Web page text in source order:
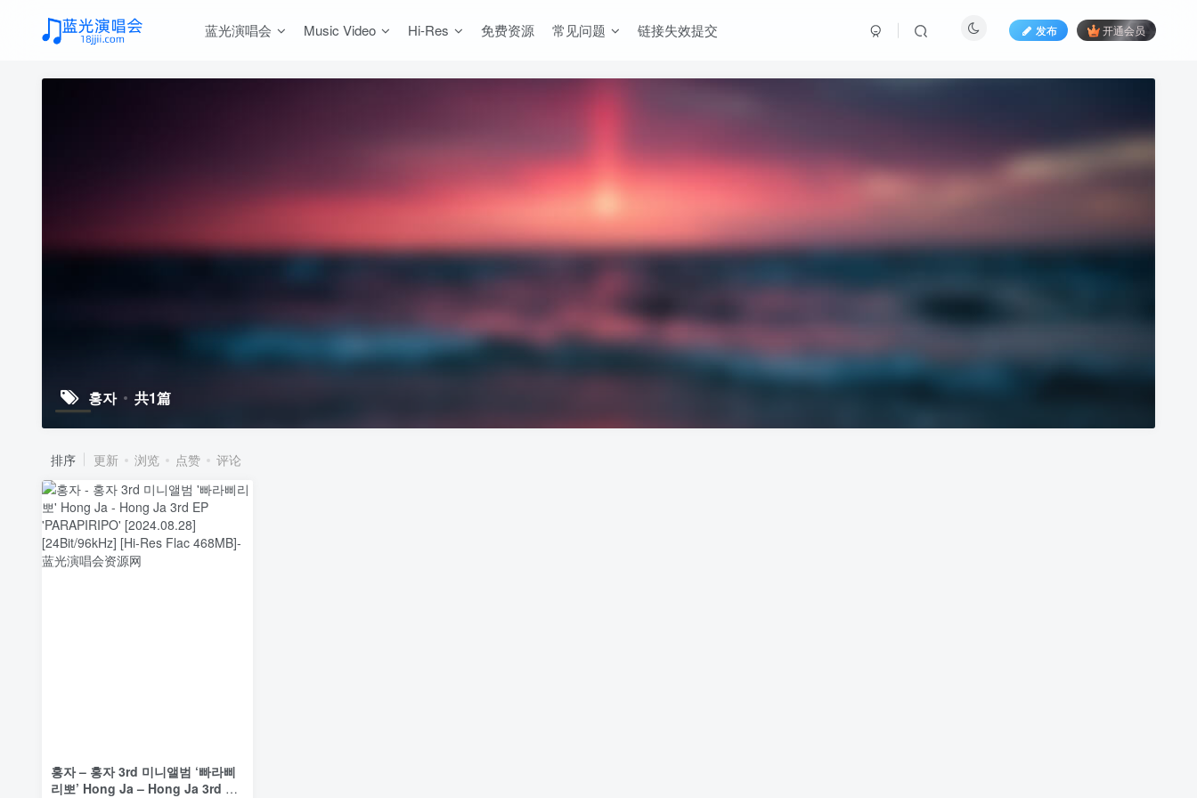
蓝光演唱会 Music Video Hi-Res 免费资源 常见问题 链接失效提交 发布 开通会员
홍자 共1篇
排序 更新 浏览 点赞 评论
홍자 – 홍자 3rd 미니앨범 ‘빠라삐
리뽀’ Hong Ja – Hong Ja 3rd EP